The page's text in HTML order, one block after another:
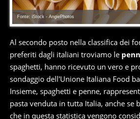
Fonte: iStock - AngiePhotos
Al secondo posto nella classifica dei
preferiti dagli italiani troviamo le
spaghetti, hanno ricevuto un vero e
sondaggio dell'Unione Italiana Food
Insieme, spaghetti e penne,
pasta venduta in tutta Italia, anche se
che in questa statistica vengono